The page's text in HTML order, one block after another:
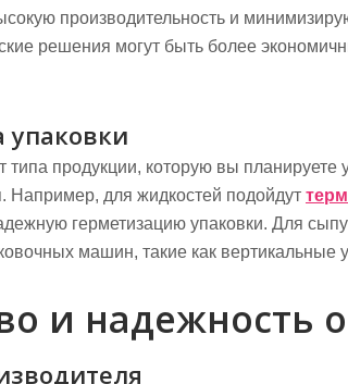
производительность и
решения могут быть более
типа продукции, которую вы планируете
Например, для жидкостей подойдут
герметизацию упаковки. Для
машин, такие как вертикальные
и надежность